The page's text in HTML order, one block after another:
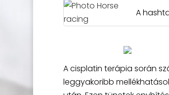
A
A cisplatin terápia során
leggyakoribb